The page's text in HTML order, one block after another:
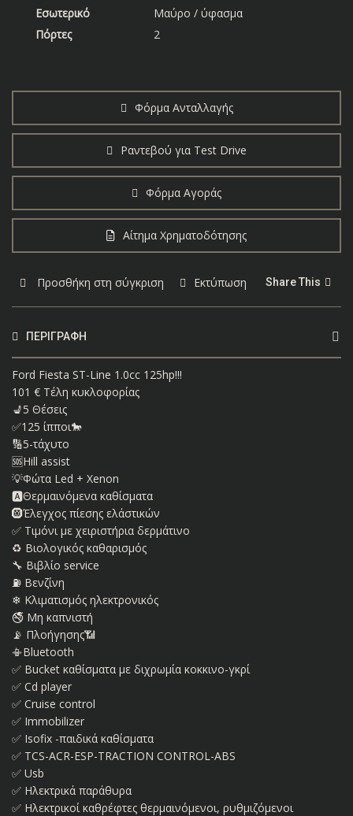
Εσωτερικό
Μαύρο / ύφασμα
Πόρτες
2
Φόρμα Ανταλλαγής
Ραντεβού για Test Drive
Φόρμα Αγοράς
Αίτημα Χρηματοδότησης
Προσθήκη στη σύγκριση Εκτύπωση Share This
ΠΕΡΙΓΡΑΦΉ
Ford Fiesta ST-Line 1.0cc 125hp!!!
101 € Τέλη κυκλοφορίας
💺5 Θέσεις
✅125 ίπποι🐎
🔢5-τάχυτο
🆘Hill assist
💡Φώτα Led + Xenon
🅰️Θερμαινόμενα καθίσματα
🛞Έλεγχος πίεσης ελάστικών
✅ Τιμόνι με χειριστήρια δερμάτινο
♻️ Βιολογικός καθαρισμός
🔧 Βιβλίο service
⛽ Βενζίνη
❄ Κλιματισμός ηλεκτρονικός
🚭 Μη καπνιστή
📡 Πλοήγησης📶
📳Bluetooth
✅ Bucket καθίσματα με διχρωμία κοκκινο-γκρί
✅ Cd player
✅ Cruise control
✅ Immobilizer
✅ Isofix -παιδικά καθίσματα
✅ TCS-ACR-ESP-TRACTION CONTROL-ABS
✅ Usb
✅ Ηλεκτρικά παράθυρα
✅ Ηλεκτρικοί καθρέφτες θερμαινόμενοι, ρυθμιζόμενοι